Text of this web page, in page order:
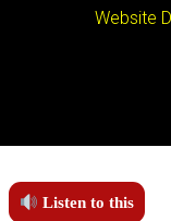
Website
Listen to this